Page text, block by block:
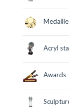
Acryl
Awards